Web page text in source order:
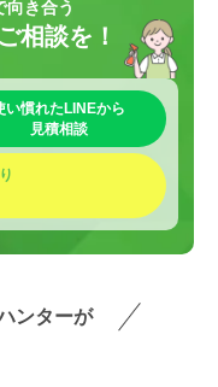
向き合う
相談を！
い慣れたLINEから
見積相談
ンターが